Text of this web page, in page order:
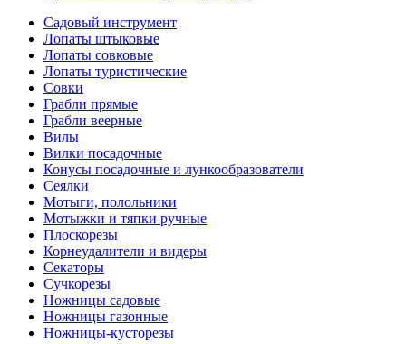
Садовый инструмент
Лопаты штыковые
Лопаты совковые
Лопаты туристические
Совки
Грабли прямые
Грабли веерные
Вилы
Вилки посадочные
Конусы посадочные и лункообразователи
Сеялки
Мотыги, полольники
Мотыжки и тяпки ручные
Плоскорезы
Корнеудалители и видеры
Секаторы
Сучкорезы
Ножницы садовые
Ножницы газонные
Ножницы-кусторезы